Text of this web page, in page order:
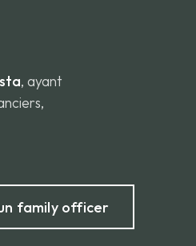
, ayant
family officer